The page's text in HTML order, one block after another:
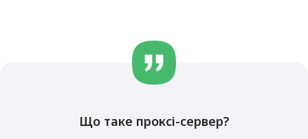
Що таке проксі-сервер?